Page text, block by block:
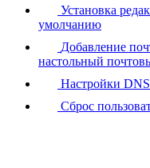
Установка
умолчанию
Добавление
настольный
Настройки
Сброс